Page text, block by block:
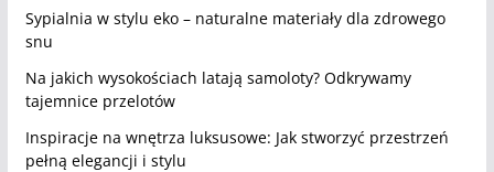
Sypialnia w stylu eko – naturalne materiały dla zdrowego
snu
Na jakich wysokościach latają samoloty? Odkrywamy
tajemnice przelotów
Inspiracje na wnętrza luksusowe: Jak stworzyć przestrzeń
pełną elegancji i stylu